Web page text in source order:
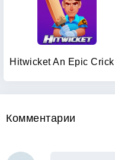
Комментарии